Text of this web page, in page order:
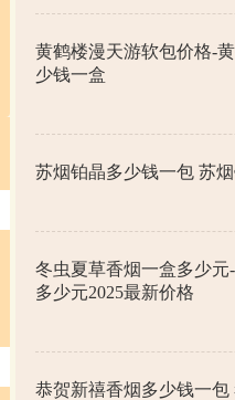
黄鹤楼漫天游软包价格-
少钱一盒
苏烟铂晶多少钱一包 苏
冬虫夏草香烟一盒多少元
多少元2025最新价格
恭贺新禧香烟多少钱一